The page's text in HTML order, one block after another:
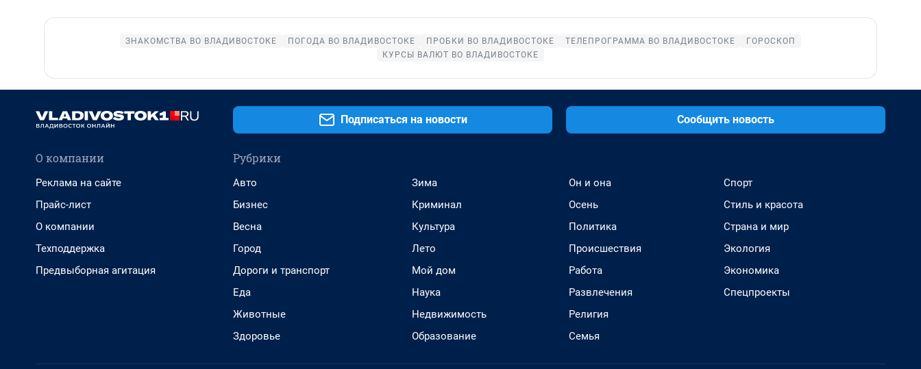
ЗНАКОМСТВА ВО ВЛАДИВОСТОКЕ ПОГОДА ВО ВЛАДИВОСТОКЕ ПРОБКИ ВО ВЛАДИВОСТОКЕ ТЕЛЕПРОГРАММА ВО ВЛАДИВОСТОКЕ
ГОРОСКОП
КУРСЫ ВАЛЮТ ВО ВЛАДИВОСТОКЕ
Подписаться на новости Сообщить новость
О компании
Реклама на сайте
Прайс-лист
О компании
Техподдержка
Предвыборная агитация
Рубрики
Авто
Бизнес
Весна
Город
Дороги и транспорт
Еда
Животные
Здоровье
Зима
Криминал
Культура
Лето
Мой дом
Наука
Недвижимость
Образование
Он и она
Осень
Политика
Происшествия
Работа
Развлечения
Религия
Семья
Спорт
Стиль и красота
Страна и мир
Экология
Экономика
Спецпроекты